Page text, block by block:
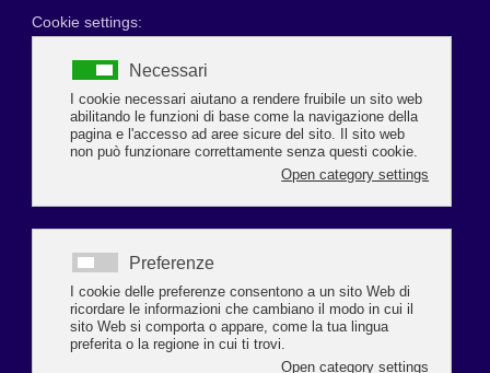
SETTORE ALIMENTARE
PER BAR, RISTORANTI E TRATTORIE IN
PARTENZA IL CORSO PER ‘COMMERCIO E
SOMMINISTRAZIONE ALIMENTI E
BEVANDE’